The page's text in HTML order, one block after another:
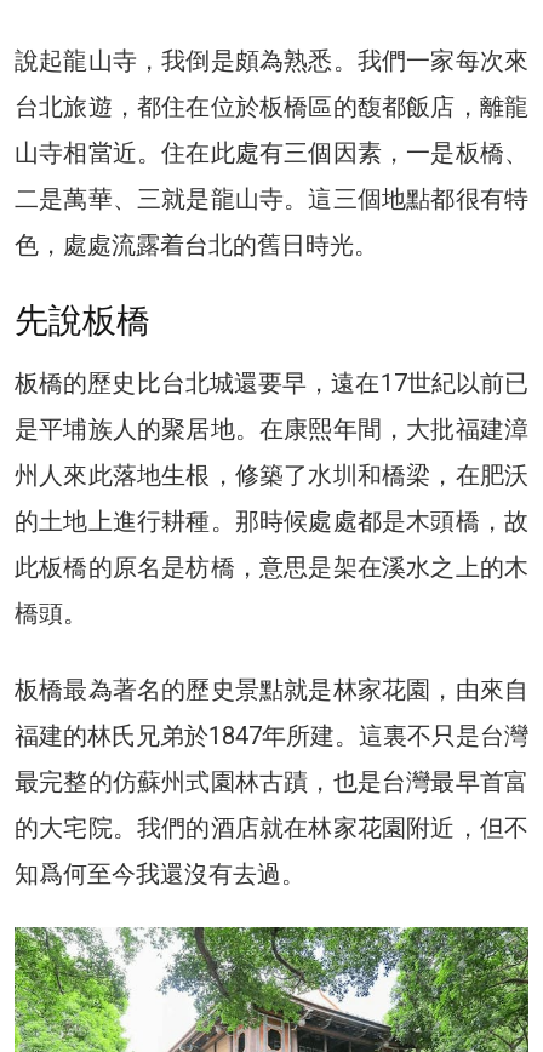
說起龍山寺，我倒是頗為熟悉。我們一家每次來
台北旅遊，都住在位於板橋區的馥都飯店，離龍
山寺相當近。住在此處有三個因素，一是板橋、
二是萬華、三就是龍山寺。這三個地點都很有特
色，處處流露着台北的舊日時光。
先說板橋
板橋的歷史比台北城還要早，遠在17世紀以前已
是平埔族人的聚居地。在康熙年間，大批福建漳
州人來此落地生根，修築了水圳和橋梁，在肥沃
的土地上進行耕種。那時候處處都是木頭橋，故
此板橋的原名是枋橋，意思是架在溪水之上的木
橋頭。
板橋最為著名的歷史景點就是林家花園，由來自
福建的林氏兄弟於1847年所建。這裏不只是台灣
最完整的仿蘇州式園林古蹟，也是台灣最早首富
的大宅院。我們的酒店就在林家花園附近，但不
知爲何至今我還沒有去過。